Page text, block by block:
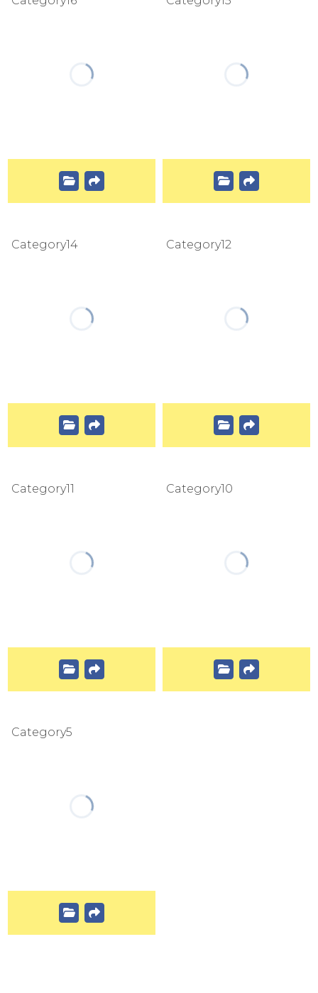
Category14 Category12
Category11 Category10
Category5